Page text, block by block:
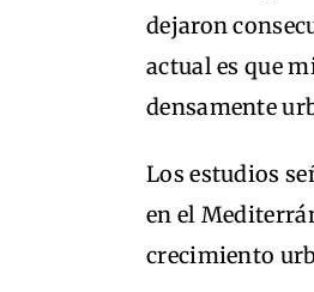
dejaron
actual es que
densamente
Los estudios
en el
crecimiento